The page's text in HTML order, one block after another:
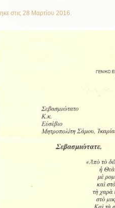
στις 28 Μαρτίου 2016.